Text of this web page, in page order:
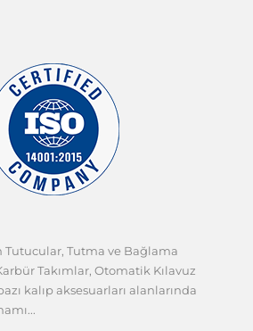
Tutucular, Tutma ve Bağlama
Takımlar, Otomatik Kılavuz
kalıp aksesuarları alanlarında